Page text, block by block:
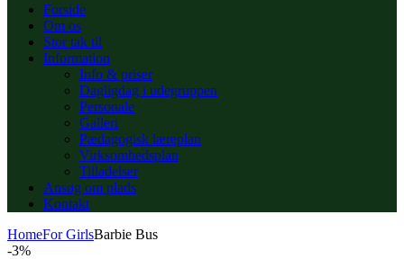
Forside
Om os
Stor tak til
Information
Info & priser
Dagligdag i udegruppen
Personale
Galleri
Pædagogisk læreplan
Virksomhedsplan
Tilladelser
Ansøg om plads
Kontakt
HomeFor GirlsBarbie Bus
-3%